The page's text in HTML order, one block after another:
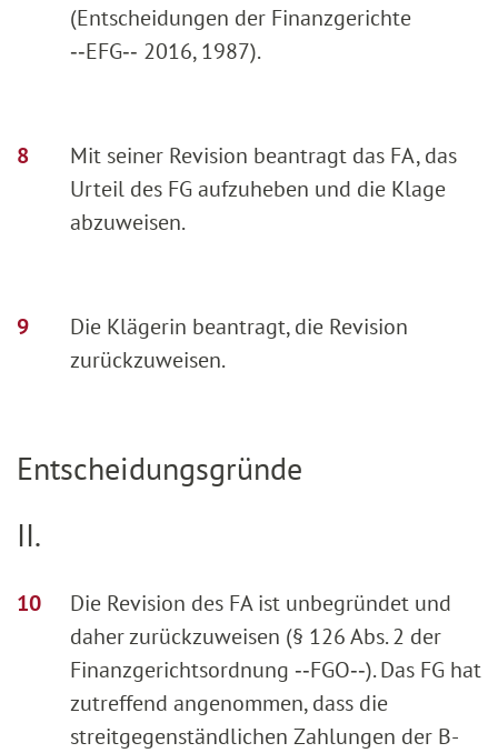
(Entscheidungen der Finanzgerichte
‑‑EFG‑‑ 2016, 1987).
Mit seiner Revision beantragt das FA, das
Urteil des FG aufzuheben und die Klage
abzuweisen.
Die Klägerin beantragt, die Revision
zurückzuweisen.
Entscheidungsgründe
II.
Die Revision des FA ist unbegründet und
daher zurückzuweisen (§ 126 Abs. 2 der
Finanzgerichtsordnung ‑‑FGO‑‑). Das FG hat
zutreffend angenommen, dass die
streitgegenständlichen Zahlungen der B-